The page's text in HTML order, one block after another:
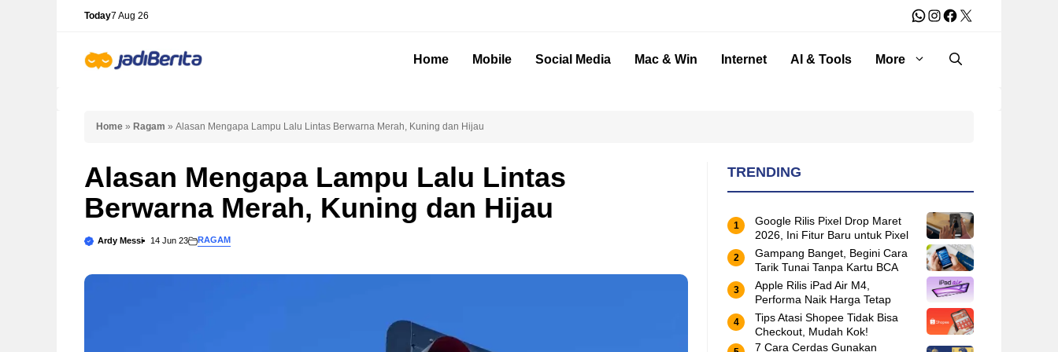
Today7 Aug 26 WhatsApp
Instagram
Facebook
X
Home Mobile Social Media Mac & Win Internet AI & Tools More
Home » Ragam » Alasan Mengapa Lampu Lalu Lintas Berwarna Merah, Kuning dan Hijau
Alasan Mengapa Lampu Lalu Lintas
Berwarna Merah, Kuning dan Hijau
Ardy Messi 14 Jun 23 RAGAM
TRENDING
Google Rilis Pixel Drop Maret
2026, Ini Fitur Baru untuk Pixel
Gampang Banget, Begini Cara
Tarik Tunai Tanpa Kartu BCA
Apple Rilis iPad Air M4,
Performa Naik Harga Tetap
Tips Atasi Shopee Tidak Bisa
Checkout, Mudah Kok!
7 Cara Cerdas Gunakan